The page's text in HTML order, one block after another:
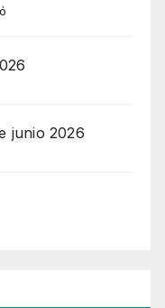
junio 2026